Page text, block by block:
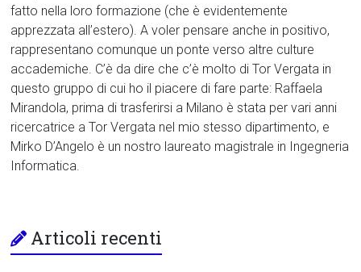
fatto nella loro formazione (che è evidentemente
apprezzata all’estero). A voler pensare anche in positivo,
rappresentano comunque un ponte verso altre culture
accademiche. C’è da dire che c’è molto di Tor Vergata in
questo gruppo di cui ho il piacere di fare parte: Raffaela
Mirandola, prima di trasferirsi a Milano è stata per vari anni
ricercatrice a Tor Vergata nel mio stesso dipartimento, e
Mirko D’Angelo è un nostro laureato magistrale in Ingegneria
Informatica.
Articoli recenti